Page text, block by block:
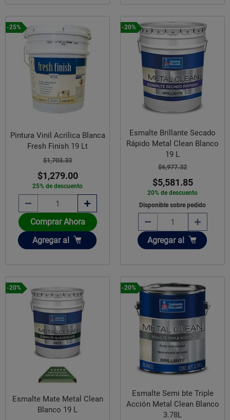
-25%
Pintura Vinil Acrílica Blanca
Fresh Finish 19 Lt
$1,703.33
$1,279.00
25% de descuento
Comprar Ahora
Añadir
Agregar al
-20%
Esmalte Brillante Secado
Rápido Metal Clean Blanco
19 L
$6,977.32
$5,581.85
20% de descuento
Disponible sobre pedido
Añadir
Agregar al
-20%
Esmalte Mate Metal Clean
Blanco 19 L
-20%
Esmalte Semi bte Triple
Acción Metal Clean Blanco
3.78L